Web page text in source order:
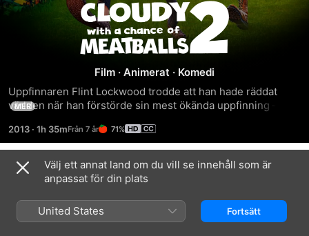
Det
regnar
köttbullar
2:
Den
stora
matkampen
Film · Animerat · Komedi
Uppfinnaren Flint Lockwood trodde att han hade räddat
världen när han förstörde sin mest ökända uppfinning – en
ostburgarregn och spaghettitornador. Men Flint upptäcker
att hans uppfinning har klarat sig och nu kombinerar mat
och djur för att skapa ”matdjur”!  Flint och hans vänner ger
sig ut på ett aptitretande uppdrag fullt av äventyr för att
kämpa mot hungriga tacodiler, skinkpanser, osthörningar,
spenatindlar och andra matdjur för att rädda världen – igen!
MER
2013 · 1h 35m 71%
Trailrar
Välj ett annat land om du vill se innehåll som är
anpassat för din plats
United States Fortsätt